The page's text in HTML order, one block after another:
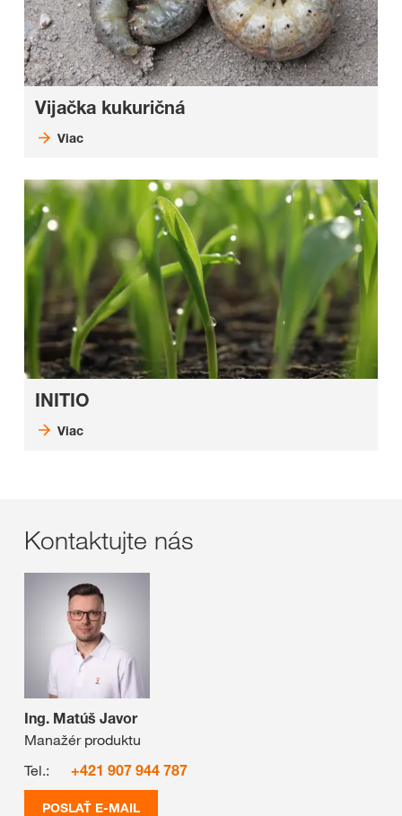
Vijačka kukuričná
Viac
INITIO
Viac
Kontaktujte nás
Ing. Matúš Javor
Manažér produktu
Tel.:
+421 907 944 787
POSLAŤ E-MAIL